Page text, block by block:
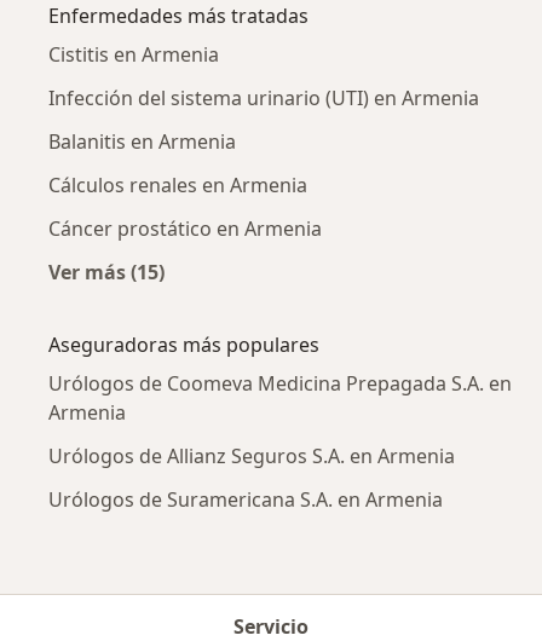
Enfermedades más tratadas
Cistitis en Armenia
Infección del sistema urinario (UTI) en Armenia
Balanitis en Armenia
Cálculos renales en Armenia
Cáncer prostático en Armenia
Ver más (15)
Aseguradoras más populares
Urólogos de Coomeva Medicina Prepagada S.A. en
Armenia
Urólogos de Allianz Seguros S.A. en Armenia
Urólogos de Suramericana S.A. en Armenia
Servicio